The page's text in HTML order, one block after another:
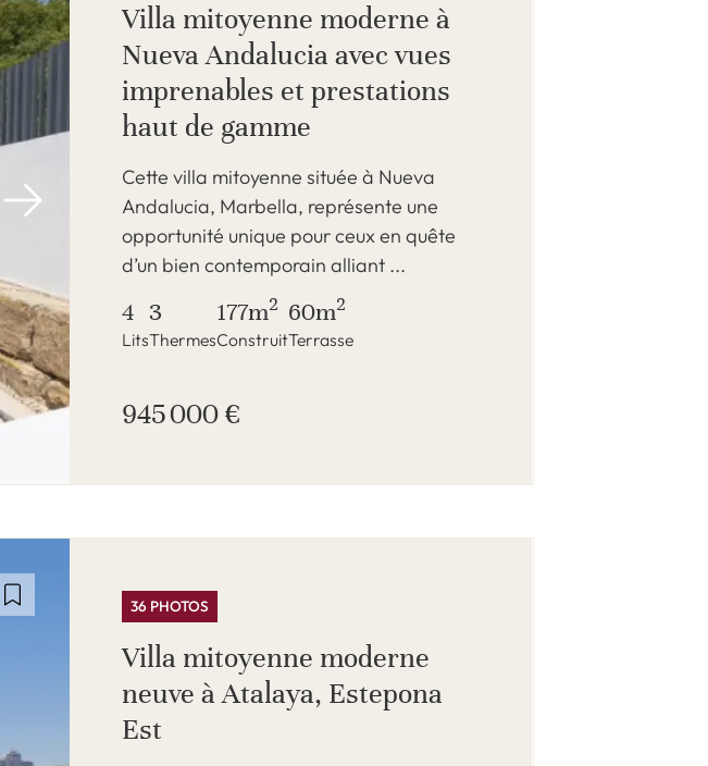
Villa mitoyenne moderne à
Nueva Andalucia avec vues
imprenables et prestations
haut de gamme
Cette villa mitoyenne située à Nueva
Andalucia, Marbella, représente une
opportunité unique pour ceux en quête
d’un bien contemporain alliant ...
4
Lits
3
Thermes
177m2
Construit
60m2
Terrasse
945 000 €
36 PHOTOS
Villa mitoyenne moderne
neuve à Atalaya, Estepona
Est